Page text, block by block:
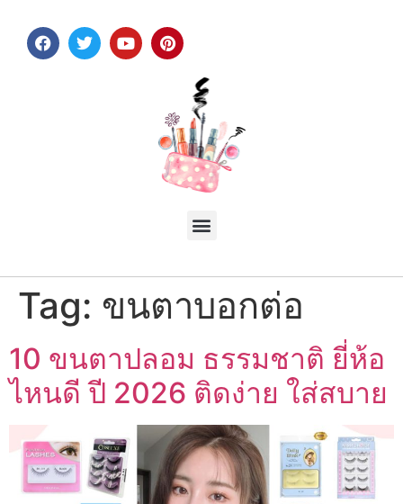
Tag: ขนตาบอกต่อ
10 ขนตาปลอม ธรรมชาติ ยี่ห้อ
ไหนดี ปี 2026 ติดง่าย ใส่สบาย